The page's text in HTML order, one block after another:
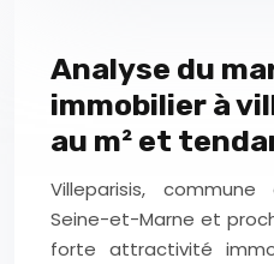
Analyse du
immobilier à
au m² et
Villeparisis,
Seine-et-Marne et
forte attractivité